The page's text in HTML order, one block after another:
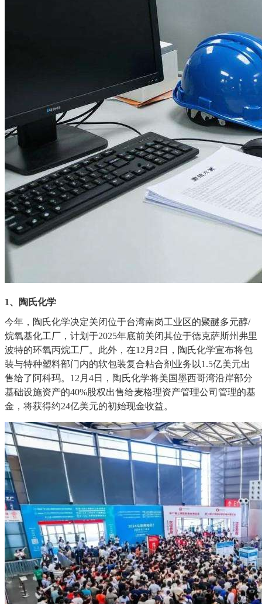
1、
陶氏化学
今年，陶氏化学决定关闭位于台湾南岗工业区的聚醚多元醇/
烷氧基化工厂，计划于2025年底前关闭其位于德克萨斯州弗里
波特的环氧丙烷工厂。 此外，在12月2日
，陶氏化学宣布将包
装与特种塑料部门内的软包装复合粘合剂业务以1.5亿美元出
售给了阿科玛。 12月4日
，陶氏化学将美国墨西哥湾沿岸部分
基础设施资产的40%股权出售给麦格理资产管理公司管理的基
金，将获得约24亿美元的初始现金收益。